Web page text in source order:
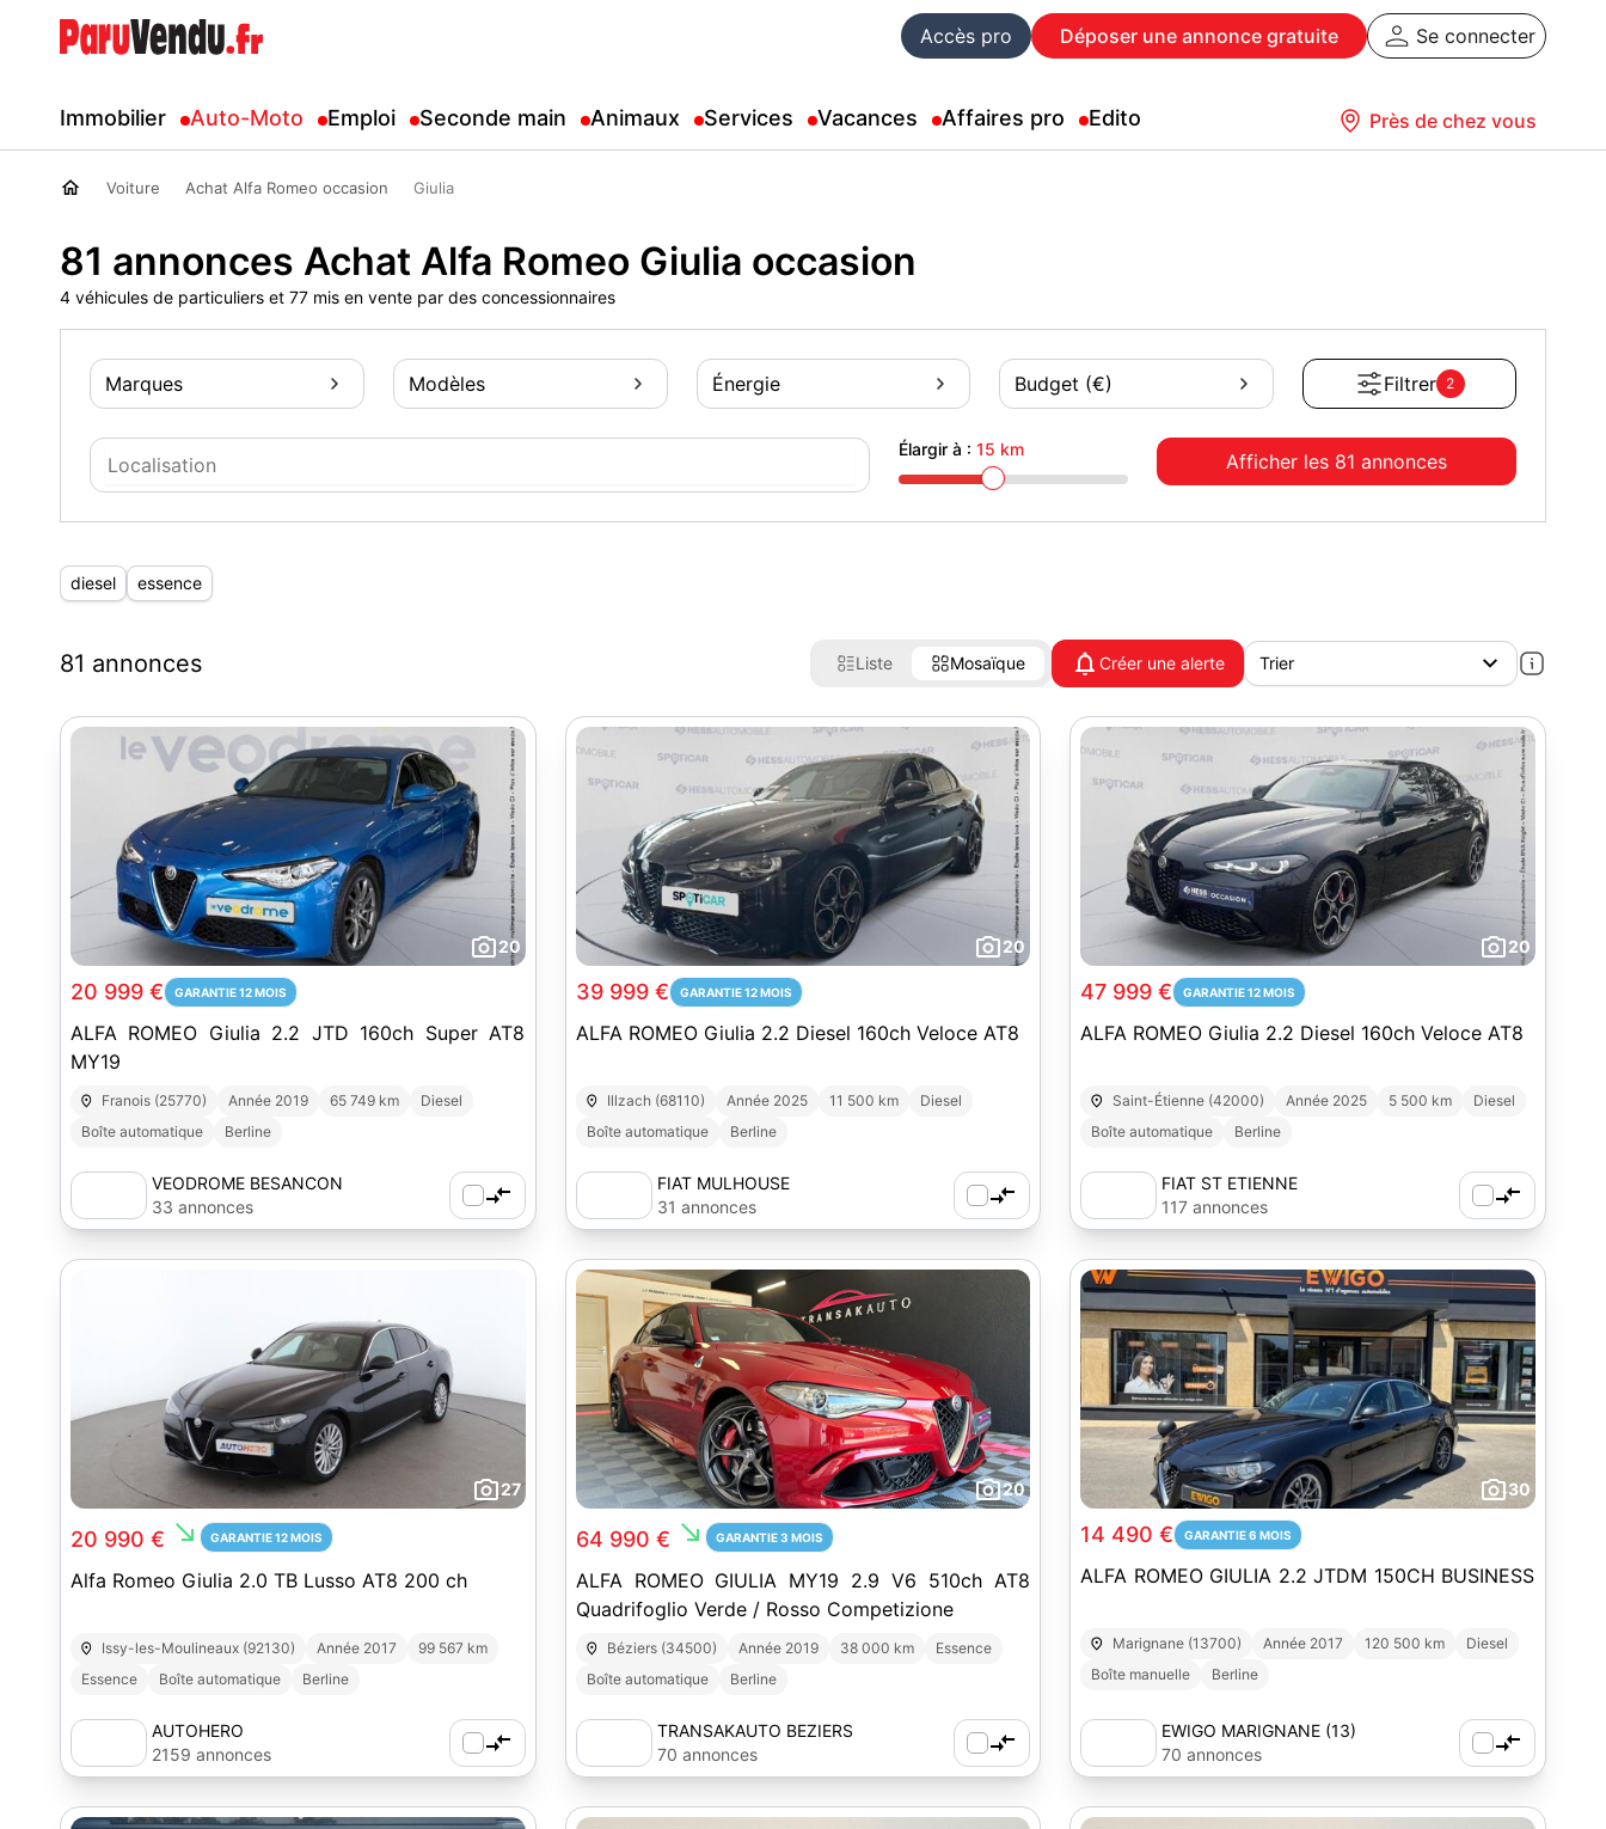
Accès pro Déposer une annonce gratuite Se connecter
Immobilier Auto-Moto Emploi Seconde main Animaux Services Vacances Affaires pro Edito Près de chez vous
Voiture Achat Alfa Romeo occasion Giulia
81 annonces Achat Alfa Romeo Giulia occasion
4 véhicules de particuliers et 77 mis en vente par des concessionnaires
Marques Modèles Énergie Budget (€) Filtrer 2
Élargir à : 15 km
Afficher les 81 annonces
diesel essence
81 annonces Liste Mosaïque Créer une alerte
20
20 999 € GARANTIE 12 MOIS
ALFA ROMEO Giulia 2.2 JTD 160ch Super AT8
MY19
Franois (25770) Année 2019 65 749 km
Diesel
Boîte automatique
Berline
VEODROME BESANCON
33 annonces
20
39 999 € GARANTIE 12 MOIS
ALFA ROMEO Giulia 2.2 Diesel 160ch Veloce AT8
Illzach (68110) Année 2025 11 500 km
Diesel
Boîte automatique
Berline
FIAT MULHOUSE
31 annonces
20
47 999 € GARANTIE 12 MOIS
ALFA ROMEO Giulia 2.2 Diesel 160ch Veloce AT8
Saint-Étienne (42000) Année 2025 5 500 km
Diesel
Boîte automatique
Berline
FIAT ST ETIENNE
117 annonces
27
20 990 € south_east GARANTIE 12 MOIS
Alfa Romeo Giulia 2.0 TB Lusso AT8 200 ch
Issy-les-Moulineaux (92130) Année 2017
99 567 km
Essence
Boîte automatique Berline
AUTOHERO
2159 annonces
20
64 990 € south_east GARANTIE 3 MOIS
ALFA ROMEO GIULIA MY19 2.9 V6 510ch AT8
Quadrifoglio Verde / Rosso Competizione
Béziers (34500) Année 2019 38 000 km
Essence
Boîte automatique
Berline
TRANSAKAUTO BEZIERS
70 annonces
30
14 490 € GARANTIE 6 MOIS
ALFA ROMEO GIULIA 2.2 JTDM 150CH BUSINESS
Marignane (13700) Année 2017 120 500 km
Diesel
Boîte manuelle
Berline
EWIGO MARIGNANE (13)
70 annonces